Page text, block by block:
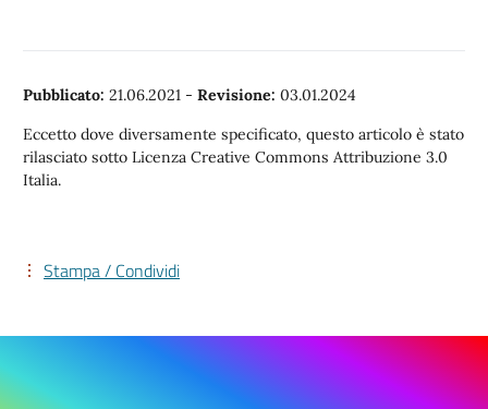
Pubblicato: 21.06.2021 - Revisione: 03.01.2024
Eccetto dove diversamente specificato, questo articolo è stato
rilasciato sotto Licenza Creative Commons Attribuzione 3.0
Italia.
Stampa / Condividi